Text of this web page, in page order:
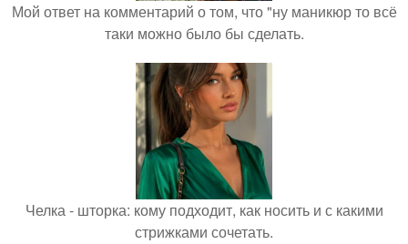
Мой ответ на комментарий о том, что "ну маникюр то всё
таки можно было бы сделать.
Челка - шторка: кому подходит, как носить и с какими
стрижками сочетать.